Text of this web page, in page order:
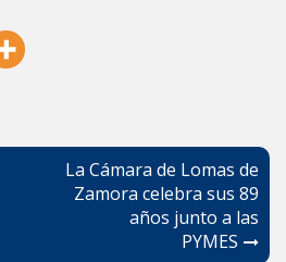
La Cámara de Lomas de
Zamora celebra sus 89
años junto a las
PYMES